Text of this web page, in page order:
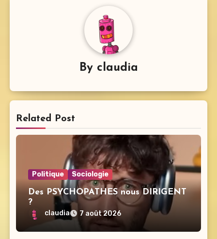
By claudia
Related Post
Politique Sociologie
Des PSYCHOPATHES nous DIRIGENT
?
claudia 7 août 2026